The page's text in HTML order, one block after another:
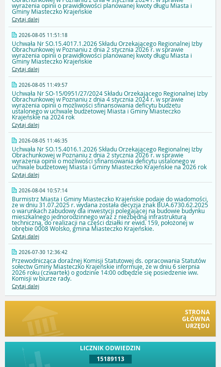
wyrażenia opinii o prawidłowości planowanej kwoty długu Miasta i
Gminy Miasteczko Krajeńskie
Czytaj dalej
2026-08-05 11:51:18
Uchwała Nr SO.15.4017.1.2026 Składu Orzekającego Regionalnej Izby
Obrachunkowej w Poznaniu z dnia 2 stycznia 2026 r. w sprawie
wyrażenia opinii o prawidłowości planowanej kwoty długu Miasta i
Gminy Miasteczko Krajeńskie
Czytaj dalej
2026-08-05 11:49:57
Uchwała Nr SO-15/0951/27/2024 Składu Orzekającego Regionalnej Izby
Obrachunkowej w Poznaniu z dnia 4 stycznia 2024 r. w sprawie
wyrażenia opinii o możliwości sfinansowania deficytu budżetu
ustalonego w uchwale budżetowej Miasta i Gminy Miasteczko
Krajeńskie na 2024 rok
Czytaj dalej
2026-08-05 11:46:35
Uchwała Nr SO.15.4016.1.2026 Składu Orzekającego Regionalnej Izby
Obrachunkowej w Poznaniu z dnia 2 stycznia 2026 r. w sprawie
wyrażenia opinii o możliwości sfinansowania deficytu ustalonego w
uchwale budżetowej Miasta i Gminy Miasteczko Krajeńskie na 2026 rok
Czytaj dalej
2026-08-04 10:57:14
Burmistrz Miasta i Gminy Miasteczko Krajeńskie podaje do wiadomości,
że w dniu 31.07.2025 r. wydana została decyzja znak BUA.6730.62.2025
o warunkach zabudowy dla inwestycji polegającej na budowie budynku
mieszkalnego jednorodzinnego wraz z niezbędną infrastrukturą
techniczną, do realizacji na części działki nr ewid. 159, położonej w
obrębie 0008 Wolsko, gmina Miasteczko Krajeńskie.
Czytaj dalej
2026-07-30 12:36:42
Przewodnicząca doraźnej Komisji Statutowej ds. opracowania Statutów
sołectw Gminy Miasteczko Krajeńskie informuje, że w dniu 6 sierpnia
2026 roku (czwartek) o godzinie 14:00 odbędzie się posiedzenie ww.
Komisji w biurze rady.
Czytaj dalej
STRONA
GŁÓWNA
URZĘDU
LICZNIK ODWIEDZIN
15189113